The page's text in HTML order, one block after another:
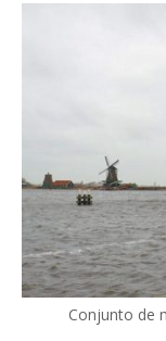
Conjunto de